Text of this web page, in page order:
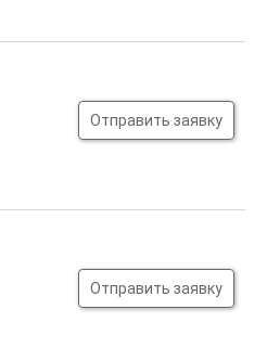
Отправить заявку
Отправить заявку